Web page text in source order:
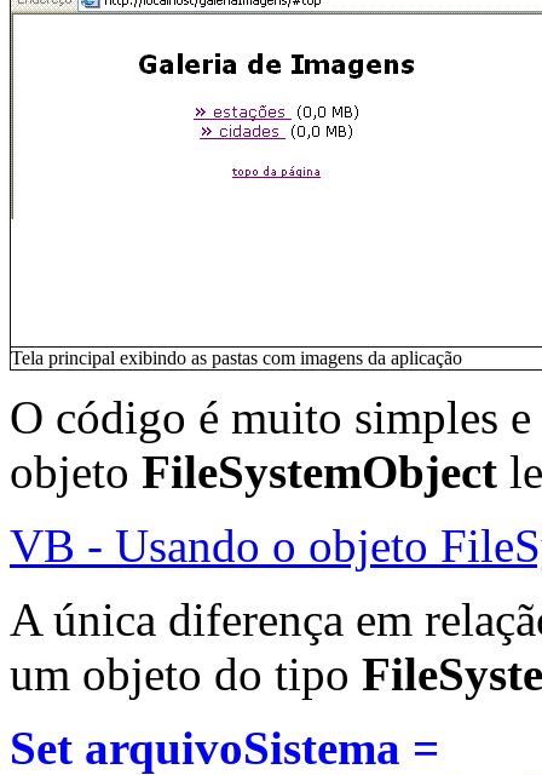
Tela principal exibindo as pastas com imagens da aplicação
O código é muito simples e
objeto FileSystemObject
VB - Usando o objeto
A única diferença em
um objeto do tipo
Set arquivoSistema =